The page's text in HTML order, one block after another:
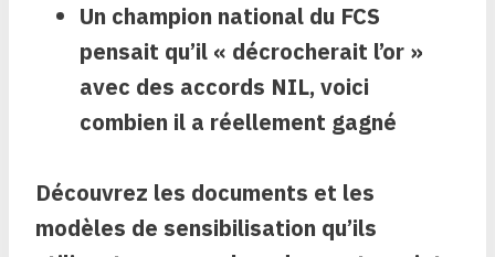
Un champion national du FCS
pensait qu’il « décrocherait l’or »
avec des accords NIL, voici
combien il a réellement gagné
Découvrez les documents et les
modèles de sensibilisation qu’ils